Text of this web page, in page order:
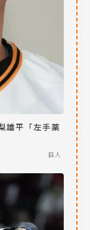
雄平「左手薬
巨人